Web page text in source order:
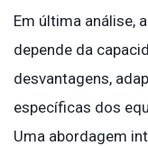
Em última análise,
depende da
desvantagens,
específicas dos
Uma abordagem